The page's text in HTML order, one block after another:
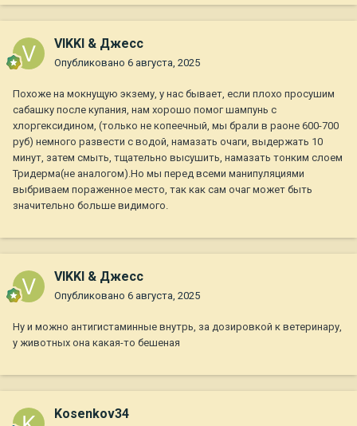
VIKKI & Джесс
Опубликовано 6 августа, 2025
Похоже на мокнущую экзему, у нас бывает, если плохо просушим
сабашку после купания, нам хорошо помог шампунь с
хлоргексидином, (только не копеечный, мы брали в раоне 600-700
руб) немного развести с водой, намазать очаги, выдержать 10
минут, затем смыть, тщательно высушить, намазать тонким слоем
Тридерма(не аналогом).Но мы перед всеми манипуляциями
выбриваем пораженное место, так как сам очаг может быть
значительно больше видимого.
VIKKI & Джесс
Опубликовано 6 августа, 2025
Ну и можно антигистаминные внутрь, за дозировкой к ветеринару,
у животных она какая-то бешеная
Kosenkov34